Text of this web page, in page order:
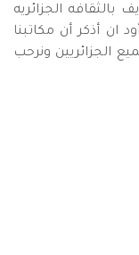
الجزائريه
ان أذكر أن مكاتبنا
الجزائريين ونرحب